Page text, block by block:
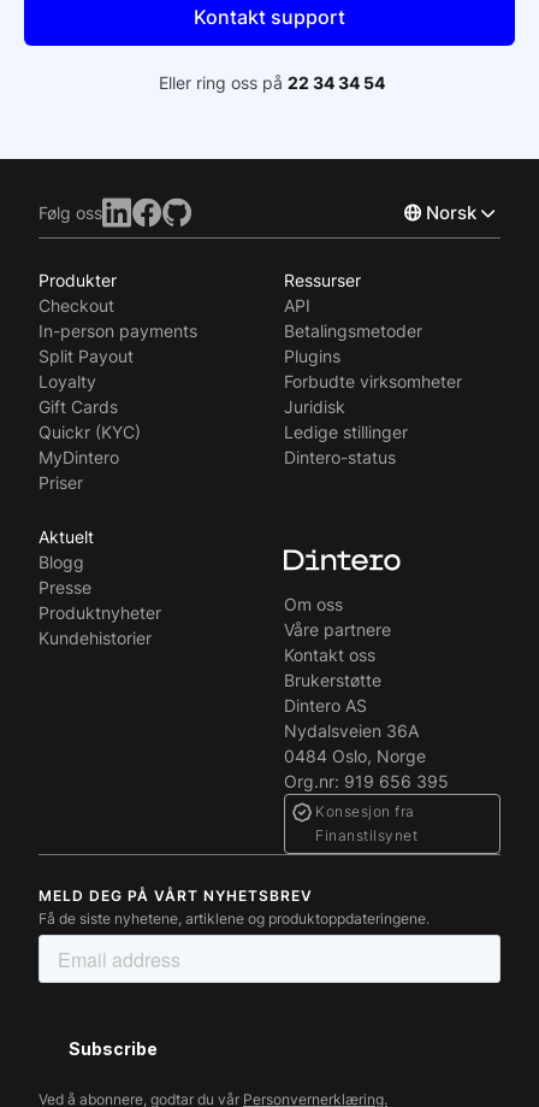
Kontakt support
Eller ring oss på 22 34 34 54
Følg oss Norsk
Svenska
Produkter
Checkout
In-person payments
Split Payout
Loyalty
Gift Cards
Quickr (KYC)
MyDintero
Priser
Ressurser
API
Betalingsmetoder
Plugins
Forbudte virksomheter
Juridisk
Ledige stillinger
Dintero-status
Aktuelt
Blogg
Presse
Produktnyheter
Kundehistorier
Om oss
Våre partnere
Kontakt oss
Brukerstøtte
Dintero AS
Nydalsveien 36A
0484 Oslo, Norge
Org.nr: 919 656 395
Konsesjon fra
Finanstilsynet
MELD DEG PÅ VÅRT NYHETSBREV
Få de siste nyhetene, artiklene og produktoppdateringene.
Ved å abonnere, godtar du vår Personvernerklæring.